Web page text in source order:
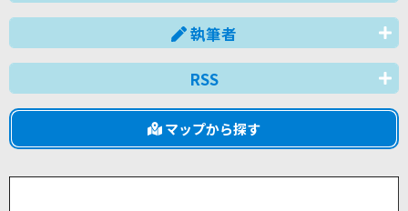
執筆者
RSS
マップから探す